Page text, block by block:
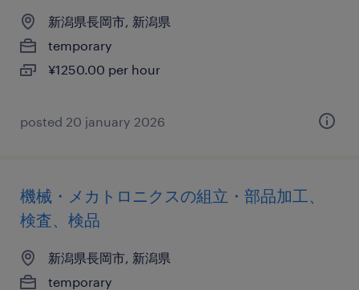
新潟県長岡市, 新潟県
temporary
¥1250.00 per hour
posted 20 january 2026
機械・メカトロニクスの組立・部品加工、
検査、検品
新潟県長岡市, 新潟県
temporary